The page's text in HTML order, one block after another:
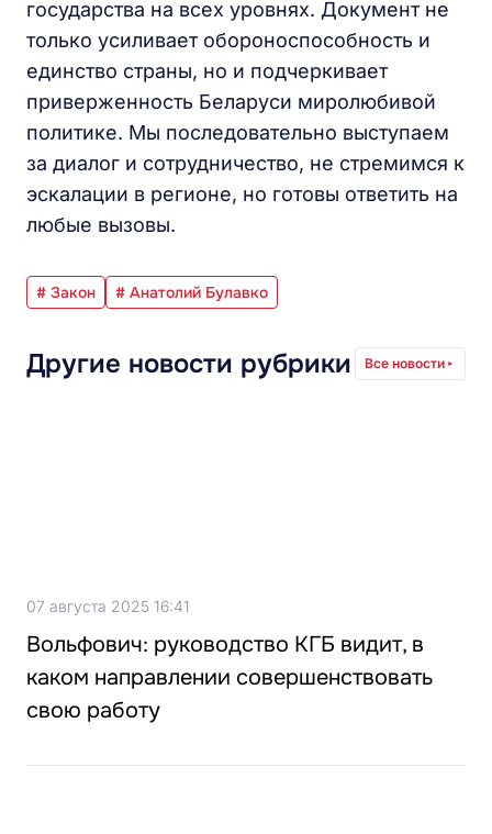
государства на всех уровнях. Документ не
только усиливает обороноспособность и
единство страны, но и подчеркивает
приверженность Беларуси миролюбивой
политике. Мы последовательно выступаем
за диалог и сотрудничество, не стремимся к
эскалации в регионе, но готовы ответить на
любые вызовы.
# Закон # Анатолий Булавко
Другие новости рубрики Все новости
07 августа 2025 16:41
Вольфович: руководство КГБ видит, в
каком направлении совершенствовать
свою работу